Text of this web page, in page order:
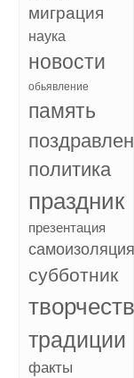
миграция
наука
новости
обьявление
память
политика
праздник
презентация
субботник
традиции
факты